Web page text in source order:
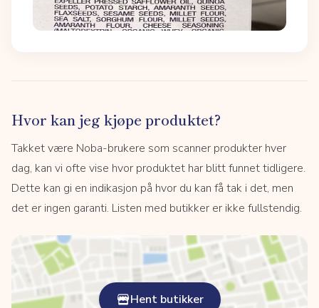
Hvor kan jeg kjøpe produktet?
Takket være Noba-brukere som scanner produkter hver
dag, kan vi ofte vise hvor produktet har blitt funnet tidligere.
Dette kan gi en indikasjon på hvor du kan få tak i det, men
det er ingen garanti. Listen med butikker er ikke fullstendig.
Hent butikker